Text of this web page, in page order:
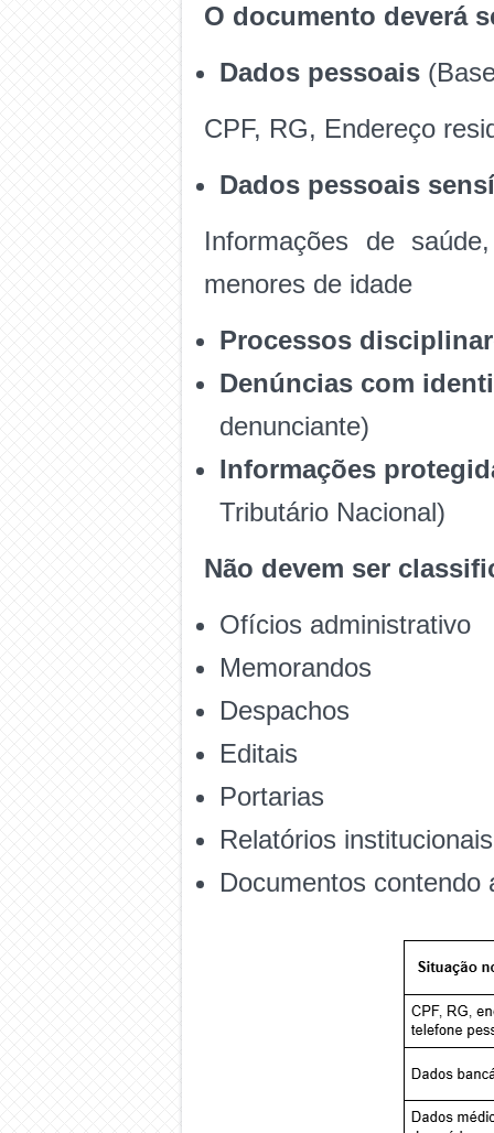
O documento deverá
Dados pessoais
CPF, RG, Endereço
Dados pessoais
Informações de
menores de idade
Processos
Denúncias com
denunciante)
Informações
Tributário Nacional)
Não devem ser
Ofícios administrativo
Memorandos
Despachos
Editais
Portarias
Relatórios
Documentos contendo